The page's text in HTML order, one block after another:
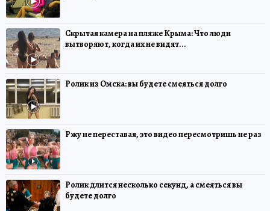
Скрытая камера на пляже Крыма: Что люди
вытворяют, когда их не видят...
Ролик из Омска: вы будете смеяться долго
Ржу не переставая, это видео пересмотришь не раз
Ролик длится несколько секунд, а смеяться вы
будете долго